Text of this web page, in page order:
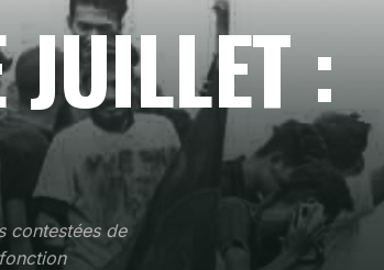
JUILLET :
contestées de